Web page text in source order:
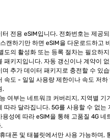
터 전용 eSIM입니다. 전화번호는 제공
캔하기만 하면 eSIM을 다운로드하고
도의 활성화 또는 등록 절차는 필요하
패키지입니다. 자동 갱신이나 계약이
며 추가 데이터 패키지로 충전할 수 있
속도 - 일일 사용량 제한이나 속도 저하
.
여부는 네트워크 커버리지, 지역별 기
따라 달라집니다. 5G를 사용할 수 없는
용성에 따라 eSIM을 통해 고품질 4G 네
대폰 및 태블릿에서만 사용 가능하며,